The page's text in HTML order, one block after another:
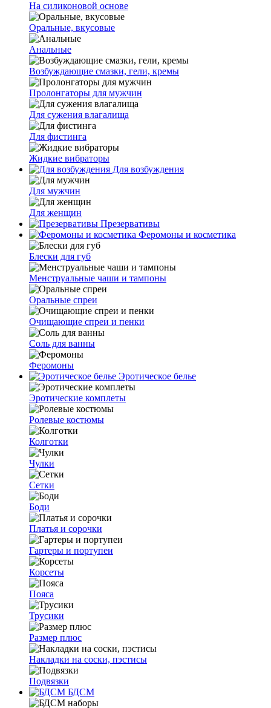
На силиконовой основе
Оральные, вкусовые
Анальные
Возбуждающие смазки, гели, кремы
Пролонгаторы для мужчин
Для сужения влагалища
Для фистинга
Жидкие вибраторы
Для возбуждения
Для мужчин
Для женщин
Презервативы
Феромоны и косметика
Блески для губ
Менструальные чаши и тампоны
Оральные спреи
Очищающие спреи и пенки
Соль для ванны
Феромоны
Эротическое белье
Эротические комплеты
Ролевые костюмы
Колготки
Чулки
Сетки
Боди
Платья и сорочки
Гартеры и портупеи
Корсеты
Пояса
Трусики
Размер плюс
Накладки на соски, пэстисы
Подвязки
БДСМ